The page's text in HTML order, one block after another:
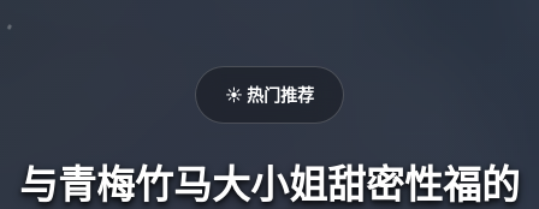
☀️ 热门推荐
与青梅竹马大小姐甜密性福的